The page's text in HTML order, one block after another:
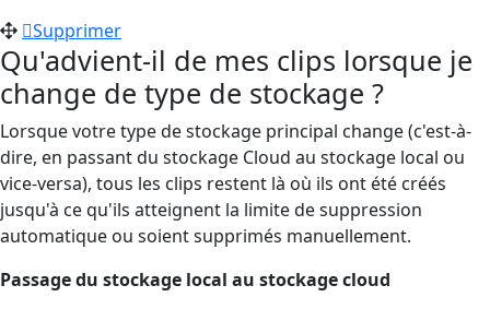
Supprimer
Qu'advient-il de mes clips lorsque je
change de type de stockage ?
Lorsque votre type de stockage principal change (c'est-à-
dire, en passant du stockage Cloud au stockage local ou
vice-versa), tous les clips restent là où ils ont été créés
jusqu'à ce qu'ils atteignent la limite de suppression
automatique ou soient supprimés manuellement.
Passage du stockage local au stockage cloud